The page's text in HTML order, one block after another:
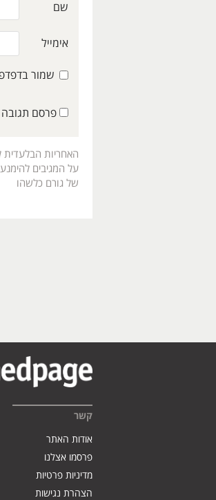
שם
אימייל
שמור
פרסם תגובה
האחריות הבלעדית
על המגיבים
של גורם כלשהו
קשר
אודות האתר
פרסמו אצלנו
מדיניות פרטיות
הצהרת נגישות